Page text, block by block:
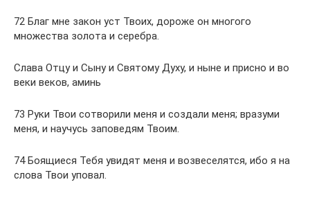
72 Благ мне закон уст Твоих, дороже он многого
множества золота и серебра.
Слава Отцу и Сыну и Святому Духу, и ныне и присно и во
веки веков, аминь
73 Руки Твои сотворили меня и создали меня; вразуми
меня, и научусь заповедям Твоим.
74 Боящиеся Тебя увидят меня и возвеселятся, ибо я на
слова Твои уповал.